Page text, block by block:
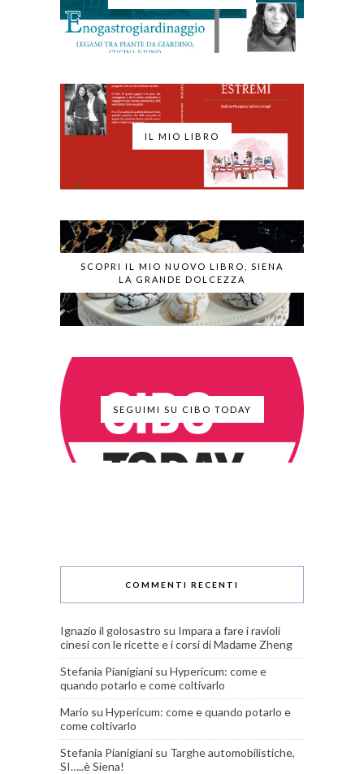
IL MIO LIBRO
SCOPRI IL MIO NUOVO LIBRO, SIENA
LA GRANDE DOLCEZZA
SEGUIMI SU CIBO TODAY
COMMENTI RECENTI
Ignazio il golosastro su Impara a fare i ravioli
cinesi con le ricette e i corsi di Madame Zheng
Stefania Pianigiani su Hypericum: come e
quando potarlo e come coltivarlo
Mario su Hypericum: come e quando potarlo e
come coltivarlo
Stefania Pianigiani su Targhe automobilistiche,
SI…..è Siena!